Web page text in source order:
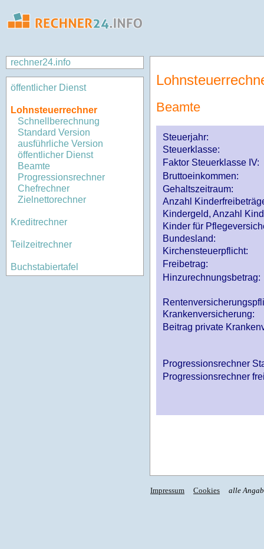
rechner24.info
öffentlicher Dienst
Lohnsteuerrechner
Schnellberechnung
Standard Version
ausführliche Version
öffentlicher Dienst
Beamte
Progressionsrechner
Chefrechner
Zielnettorechner
Kreditrechner
Teilzeitrechner
Buchstabiertafel
Beamte
Steuerjahr:
Steuerklasse:
Faktor Steuerklasse IV:
Bruttoeinkommen:
Gehaltszeitraum:
Anzahl
Kindergeld, Anzahl
Kinder für
Bundesland:
Kirchensteuerpflicht:
Freibetrag:
Hinzurechnungsbetrag:
Krankenversicherung:
Beitrag private
Progressionsrechner
Progressionsrechner
Impressum Cookies alle